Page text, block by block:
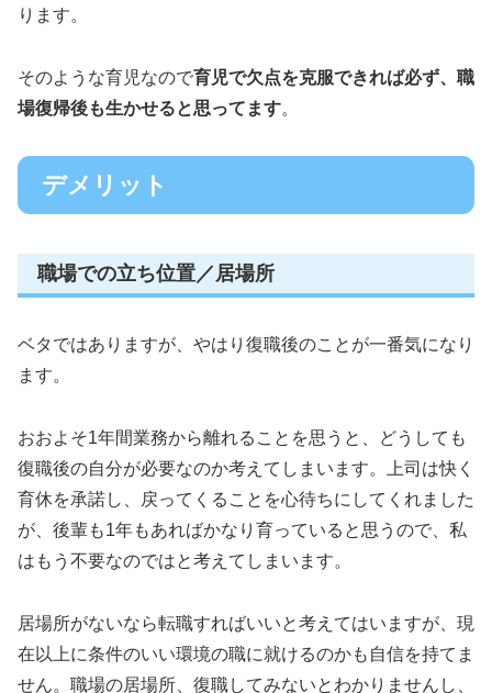
ります。
そのような育児なので育児で欠点を克服できれば必ず、職
場復帰後も生かせると思ってます。
デメリット
職場での立ち位置／居場所
ベタではありますが、やはり復職後のことが一番気になり
ます。
おおよそ1年間業務から離れることを思うと、どうしても
復職後の自分が必要なのか考えてしまいます。上司は快く
育休を承諾し、戻ってくることを心待ちにしてくれました
が、後輩も1年もあればかなり育っていると思うので、私
はもう不要なのではと考えてしまいます。
居場所がないなら転職すればいいと考えてはいますが、現
在以上に条件のいい環境の職に就けるのかも自信を持てま
せん。職場の居場所、復職してみないとわかりませんし、